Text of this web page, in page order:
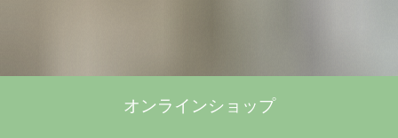
オンラインショップ